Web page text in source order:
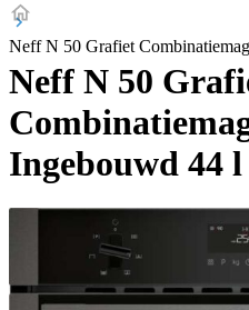
Neff N 50 Grafiet
Neff N 50
Ingebouwd 44